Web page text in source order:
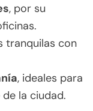
, por su
tranquilas con
, ideales para
la ciudad.